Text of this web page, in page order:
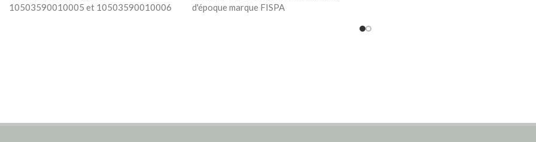
10503590010005 et 10503590010006
d'époque marque FISPA